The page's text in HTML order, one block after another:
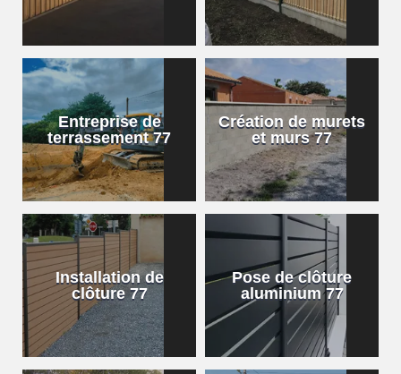
Entreprise de
terrassement 77
Création de murets
et murs 77
Installation de
clôture 77
Pose de clôture
aluminium 77